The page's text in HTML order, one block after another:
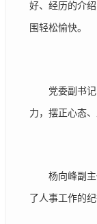
好、经历的介
围轻松愉快。
党委副书记陈
力，摆正心态
杨向峰副主任
了人事工作的